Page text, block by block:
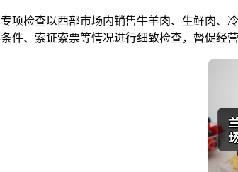
检查以西部市场内销售牛羊肉、生鲜肉、
件、索证索票等情况进行细致检查，督促经